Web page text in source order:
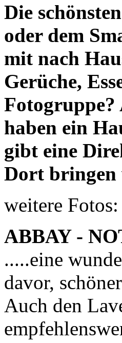
Die
oder dem
mit nach
Gerüche,
haben ein
gibt eine
Dort bringen
weitere Fotos:
ABBAY -
.....eine
davor,
Auch den